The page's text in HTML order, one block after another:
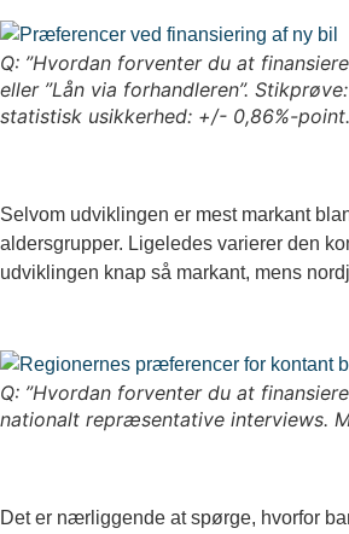
Q: ”Hvordan forventer du at
eller ”Lån via forhandleren”.
statistisk usikkerhed: +/- 0,86%-point.
Selvom udviklingen er mest markant
aldersgrupper. Ligeledes varierer den
udviklingen knap så markant, mens
Q: ”Hvordan forventer du at
nationalt repræsentative interviews.
Det er nærliggende at spørge, hvorfor